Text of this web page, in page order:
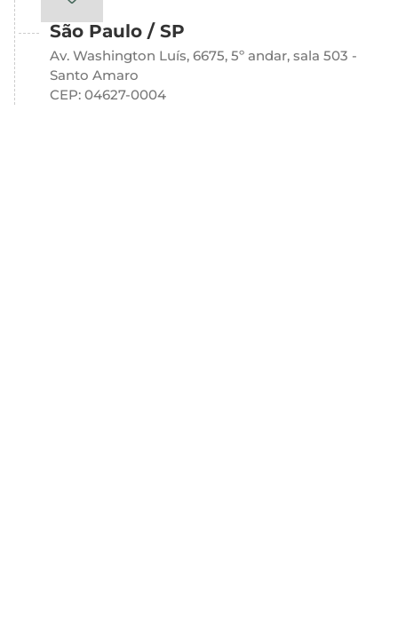
São Paulo / SP
Av. Washington Luís, 6675, 5º andar, sala 503 -
Santo Amaro
CEP: 04627-0004